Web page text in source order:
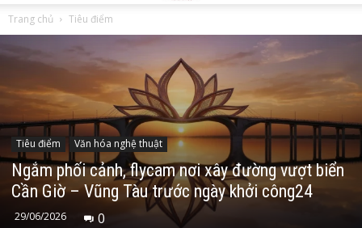
Trang chủ Tiêu điểm
Tiêu điểm Văn hóa nghệ thuật
Ngắm phối cảnh, flycam nơi xây đường vượt biển
Cần Giờ – Vũng Tàu trước ngày khởi công24
29/06/2026 0